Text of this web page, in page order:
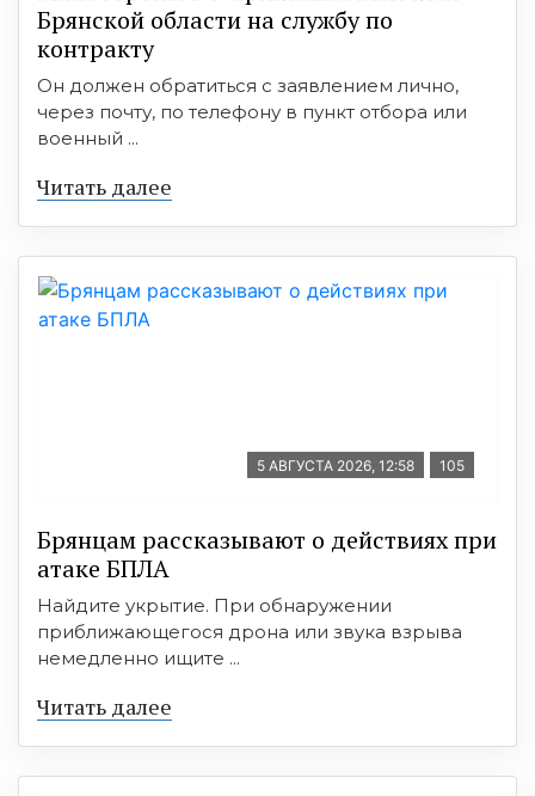
Брянской области на службу по
контракту
Он должен обратиться с заявлением лично,
через почту, по телефону в пункт отбора или
военный ...
Читать далее
5 АВГУСТА 2026, 12:58 105
Брянцам рассказывают о действиях при
атаке БПЛА
Найдите укрытие. При обнаружении
приближающегося дрона или звука взрыва
немедленно ищите ...
Читать далее